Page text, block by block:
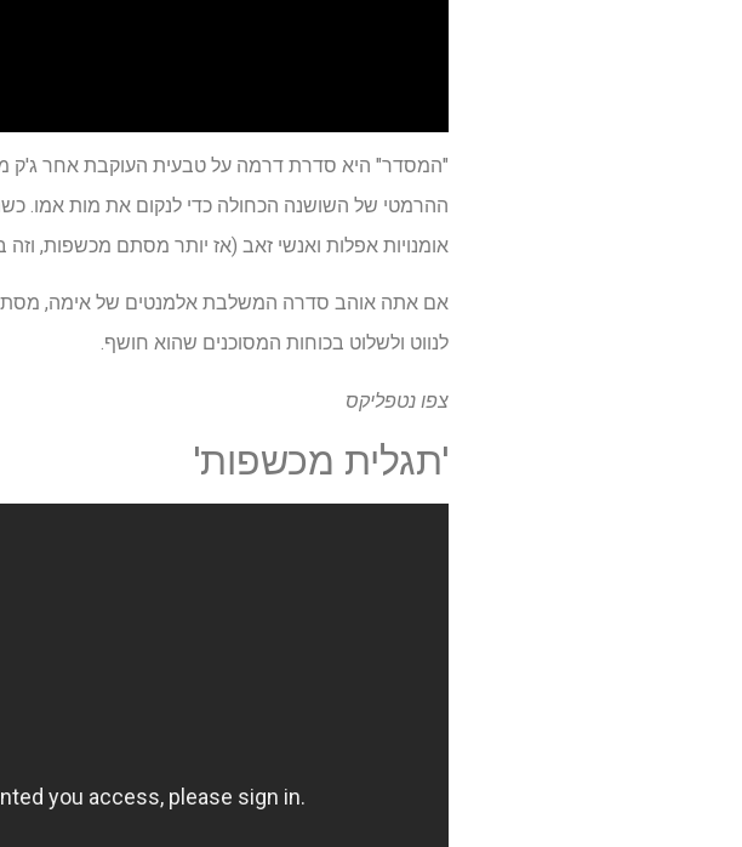
"המסדר" היא סדרת דרמה על טבעית העוקבת אחר ג'ק
ההרמטי של השושנה הכחולה כדי לנקום את מות אמו.
אומנויות אפלות ואנשי זאב (אז יותר מסתם מכשפות, וזה
אם אתה אוהב סדרה המשלבת אלמנטים של אימה,
לנווט ולשלוט בכוחות המסוכנים שהוא חושף.
צפו נטפליקס
'תגלית מכשפות'